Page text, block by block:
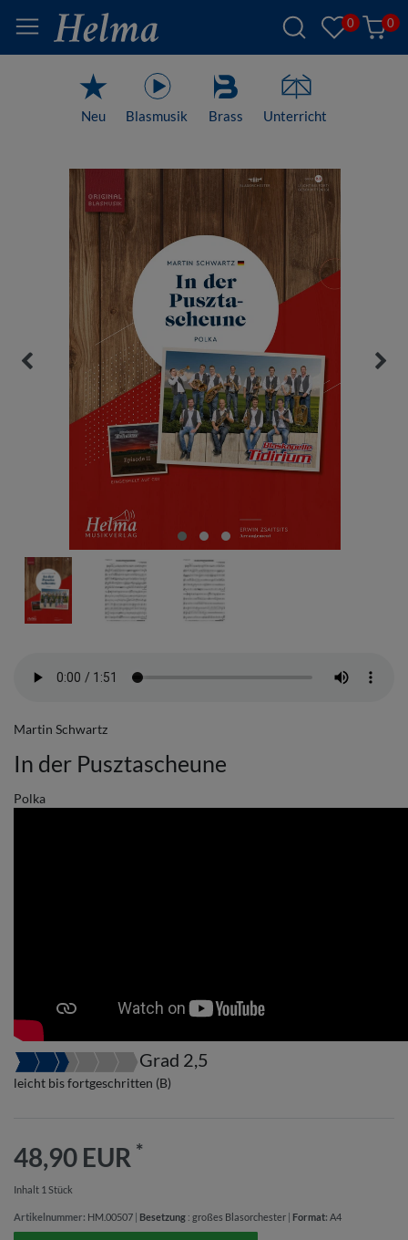
0 0
Neu Blasmusik Brass Unterricht
Martin Schwartz
In der Pusztascheune
Polka
Grad 2,5
leicht bis fortgeschritten (B)
48,90 EUR *
Inhalt 1 Stück
Artikelnummer: HM.00507 Besetzung : großes Blasorchester Format: A4